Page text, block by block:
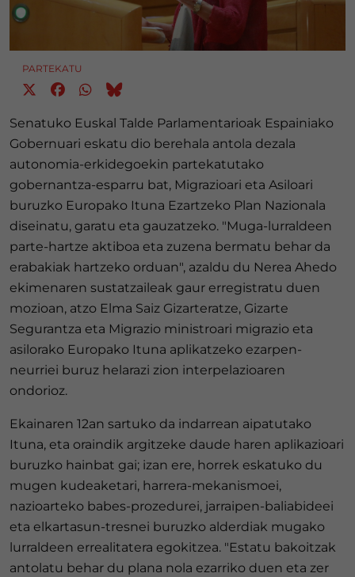
PARTEKATU
Senatuko Euskal Talde Parlamentarioak Espainiako
Gobernuari eskatu dio berehala antola dezala
autonomia-erkidegoekin partekatutako
gobernantza-esparru bat, Migrazioari eta Asiloari
buruzko Europako Ituna Ezartzeko Plan Nazionala
diseinatu, garatu eta gauzatzeko. "Muga-lurraldeen
parte-hartze aktiboa eta zuzena bermatu behar da
erabakiak hartzeko orduan", azaldu du Nerea Ahedo
ekimenaren sustatzaileak gaur erregistratu duen
mozioan, atzo Elma Saiz Gizarteratze, Gizarte
Segurantza eta Migrazio ministroari migrazio eta
asilorako Europako Ituna aplikatzeko ezarpen-
neurriei buruz helarazi zion interpelazioaren
ondorioz.
Ekainaren 12an sartuko da indarrean aipatutako
Ituna, eta oraindik argitzeke daude haren aplikazioari
buruzko hainbat gai; izan ere, horrek eskatuko du
mugen kudeaketari, harrera-mekanismoei,
nazioarteko babes-prozedurei, jarraipen-baliabideei
eta elkartasun-tresnei buruzko alderdiak mugako
lurraldeen errealitatera egokitzea. "Estatu bakoitzak
antolatu behar du plana nola ezarriko duen eta zer